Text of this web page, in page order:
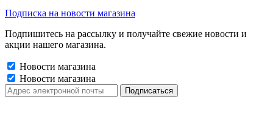
Подписка на новости магазина
Подпишитесь на рассылку и получайте свежие новости и
акции нашего магазина.
Новости магазина
Новости магазина